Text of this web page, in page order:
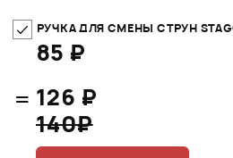
РУЧКА ДЛЯ СМЕНЫ СТРУН
85 ₽
= 126 ₽
140₽